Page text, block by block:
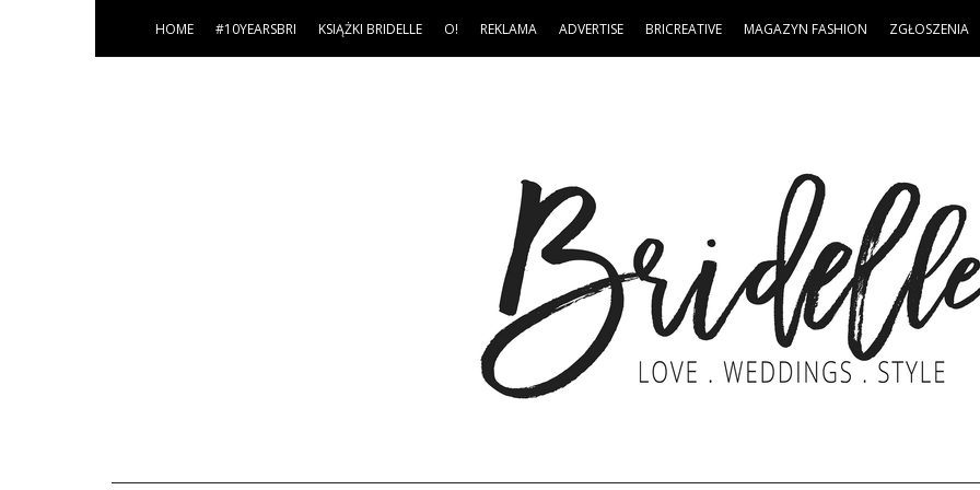
HOME #10YEARSBRI KSIĄŻKI BRIDELLE O! REKLAMA ADVERTISE BRICREATIVE MAGAZYN FASHION ZGŁOSZENIA